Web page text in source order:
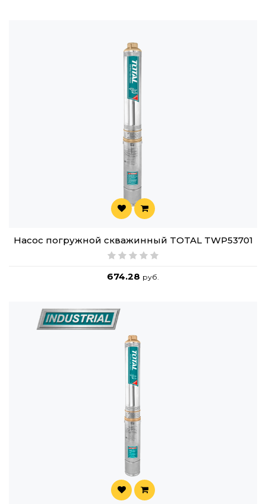
Насос погружной скважинный TOTAL TWP53701
674.28 руб.